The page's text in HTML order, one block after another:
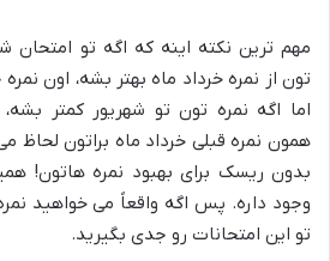
مهم ترین نکته اینه که اگه تو امتحان
تون از نمره خرداد ماه بهتر بشه، اون
اما اگه نمره تون تو شهریور کمتر
همون نمره قبلی خرداد ماه براتون
بدون ریسک برای بهبود نمره هاتون!
وجود داره. پس اگه واقعاً می خواهید
تو این امتحانات رو جدی بگیرید.